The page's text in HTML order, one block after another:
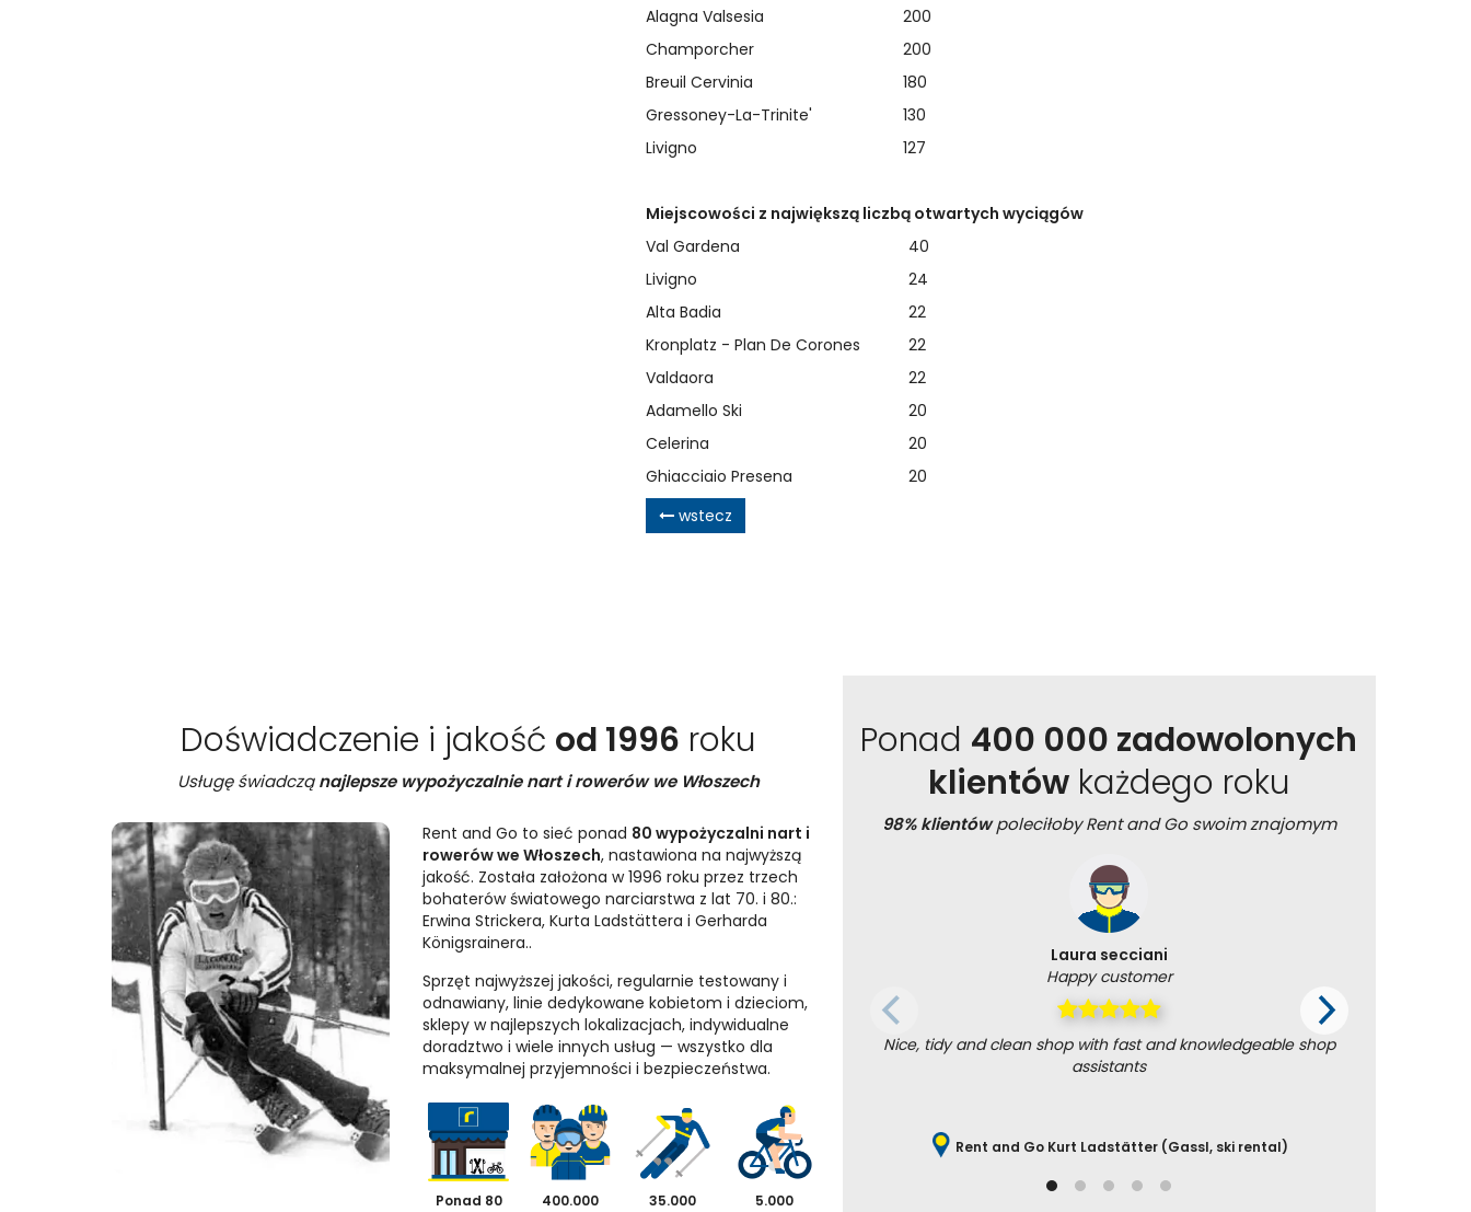
Alagna Valsesia
200
Champorcher
200
Breuil Cervinia
180
Gressoney-La-Trinite'
130
Livigno
127
Miejscowości z największą liczbą otwartych wyciągów
Val Gardena
40
Livigno
24
Alta Badia
22
Kronplatz - Plan De Corones
22
Valdaora
22
Adamello Ski
20
Celerina
20
Ghiacciaio Presena
20
wstecz
Ponad 400 000 zadowolonych
klientówkażdego roku
98% klientówpoleciłoby Rent and Go swoim znajomym
Laura secciani
Happy customer
Nice, tidy and clean shop with fast and knowledgeable shop
assistants
Rent and Go Kurt Ladstätter (Gassl, ski rental)
Doświadczenie i jakość od 1996 roku
Usługę świadcząnajlepsze wypożyczalnie nart i rowerów we Włoszech
Rent and Go to sieć ponad 80 wypożyczalni nart i
rowerów we Włoszech, nastawiona na najwyższą
jakość. Została założona w 1996 roku przez trzech
bohaterów światowego narciarstwa z lat 70. i 80.:
Erwina Strickera, Kurta Ladstättera i Gerharda
Königsrainera..
Sprzęt najwyższej jakości, regularnie testowany i
odnawiany, linie dedykowane kobietom i dzieciom,
sklepy w najlepszych lokalizacjach, indywidualne
doradztwo i wiele innych usług — wszystko dla
maksymalnej przyjemności i bezpieczeństwa.
Ponad 80
400.000
35.000
5.000